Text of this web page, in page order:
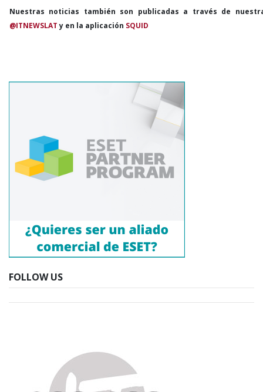
Nuestras noticias también son publicadas a través de
@ITNEWSLATy en la aplicación SQUID
FOLLOW US